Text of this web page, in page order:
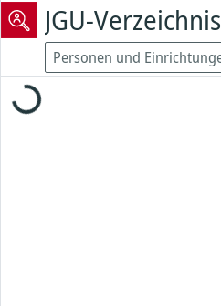
JGU-Verzeichnis